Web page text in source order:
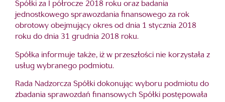
Spółki za I półrocze 2018 roku oraz badania
jednostkowego sprawozdania finansowego za rok
obrotowy obejmujący okres od dnia 1 stycznia 2018
roku do dnia 31 grudnia 2018 roku.
Spółka informuje także, iż w przeszłości nie korzystała z
usług wybranego podmiotu.
Rada Nadzorcza Spółki dokonując wyboru podmiotu do
zbadania sprawozdań finansowych Spółki postępowała